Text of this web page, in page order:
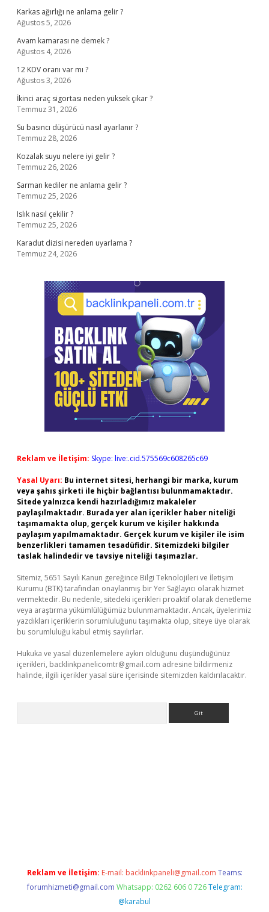
Karkas ağırlığı ne anlama gelir ?
Ağustos 5, 2026
Avam kamarası ne demek ?
Ağustos 4, 2026
12 KDV oranı var mı ?
Ağustos 3, 2026
İkinci araç sigortası neden yüksek çıkar ?
Temmuz 31, 2026
Su basıncı düşürücü nasıl ayarlanır ?
Temmuz 28, 2026
Kozalak suyu nelere iyi gelir ?
Temmuz 26, 2026
Sarman kediler ne anlama gelir ?
Temmuz 25, 2026
Islık nasıl çekilir ?
Temmuz 25, 2026
Karadut dizisi nereden uyarlama ?
Temmuz 24, 2026
Reklam ve İletişim: Skype: live:.cid.575569c608265c69
Yasal Uyarı: Bu internet sitesi, herhangi bir marka, kurum
veya şahıs şirketi ile hiçbir bağlantısı bulunmamaktadır.
Sitede yalnızca kendi hazırladığımız makaleler
paylaşılmaktadır. Burada yer alan içerikler haber niteliği
taşımamakta olup, gerçek kurum ve kişiler hakkında
paylaşım yapılmamaktadır. Gerçek kurum ve kişiler ile isim
benzerlikleri tamamen tesadüfidir. Sitemizdeki bilgiler
taslak halindedir ve tavsiye niteliği taşımazlar.
Sitemiz, 5651 Sayılı Kanun gereğince Bilgi Teknolojileri ve İletişim
Kurumu (BTK) tarafından onaylanmış bir Yer Sağlayıcı olarak hizmet
vermektedir. Bu nedenle, sitedeki içerikleri proaktif olarak denetleme
veya araştırma yükümlülüğümüz bulunmamaktadır. Ancak, üyelerimiz
yazdıkları içeriklerin sorumluluğunu taşımakta olup, siteye üye olarak
bu sorumluluğu kabul etmiş sayılırlar.
Hukuka ve yasal düzenlemelere aykırı olduğunu düşündüğünüz
içerikleri, backlinkpanelicomtr@gmail.com adresine bildirmeniz
halinde, ilgili içerikler yasal süre içerisinde sitemizden kaldırılacaktır.
Reklam ve İletişim: E-mail: backlinkpaneli@gmail.com Teams:
forumhizmeti@gmail.com Whatsapp: 0262 606 0 726 Telegram:
@karabul